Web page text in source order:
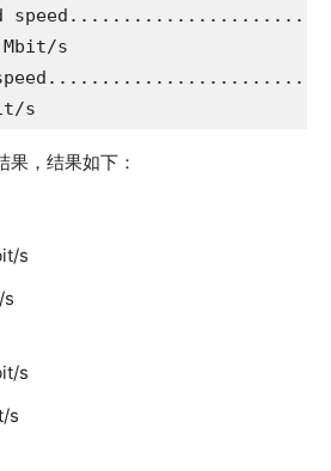
Mbit/s
s
，结果如下：
s
s
s
s